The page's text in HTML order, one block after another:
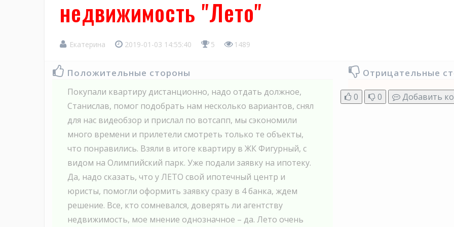
недвижимость "Лето"
Екатерина 2019-01-03 14:55:40 5 1489
Положительные стороны
Покупали квартиру дистанционно, надо отдать должное,
Станислав, помог подобрать нам несколько вариантов, снял
для нас видеобзор и прислал по вотсапп, мы сэкономили
много времени и прилетели смотреть только те объекты,
что понравились. Взяли в итоге квартиру в ЖК Фигурный, с
видом на Олимпийский парк. Уже подали заявку на ипотеку.
Да, надо сказать, что у ЛЕТО свой ипотечный центр и
юристы, помогли оформить заявку сразу в 4 банка, ждем
решение. Все, кто сомневался, доверять ли агентству
недвижимость, мое мнение однозначное – да. Лето очень
Отрицательные
0 0 Добавить